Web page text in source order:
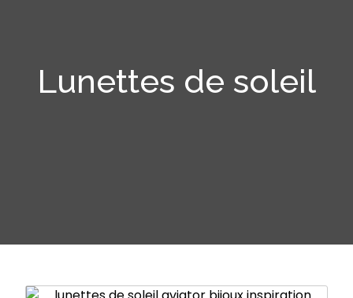
Lunettes de soleil